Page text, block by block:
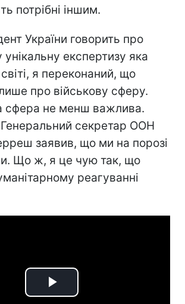
потрібні іншим.
України говорить про
унікальну експертизу яка
я переконаний, що
про військову сферу.
сфера не менш важлива.
секретар ООН
заявив, що ми на порозі
Що ж, я це чую так, що
реагуванні
Play